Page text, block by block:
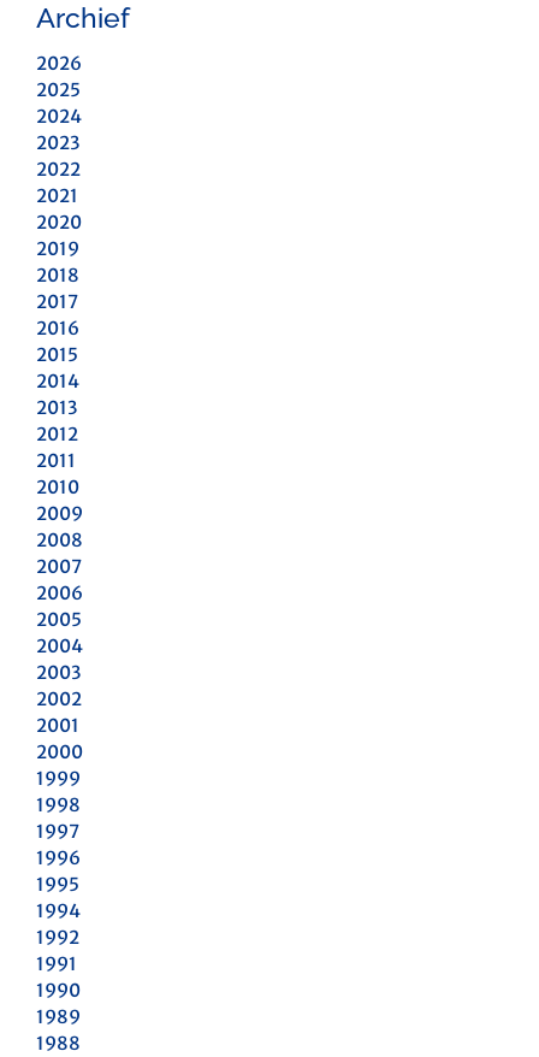
Archief
2026
2025
2024
2023
2022
2021
2020
2019
2018
2017
2016
2015
2014
2013
2012
2011
2010
2009
2008
2007
2006
2005
2004
2003
2002
2001
2000
1999
1998
1997
1996
1995
1994
1992
1991
1990
1989
1988